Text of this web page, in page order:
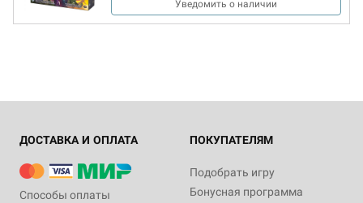
Уведомить о наличии
ДОСТАВКА И ОПЛАТА
Способы оплаты
ПОКУПАТЕЛЯМ
Подобрать игру
Бонусная программа